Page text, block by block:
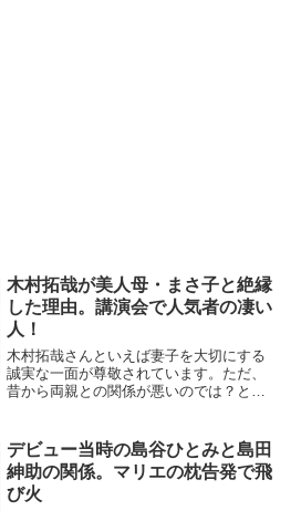
木村拓哉が美人母・まさ子と絶縁
した理由。講演会で人気者の凄い
人！
木村拓哉さんといえば妻子を大切にする
誠実な一面が尊敬されています。ただ、
昔から両親との関係が悪いのでは？とい
は？とまで言われています。今日は木村
拓哉さんの母親について書...
デビュー当時の島谷ひとみと島田
紳助の関係。マリエの枕告発で飛
び火